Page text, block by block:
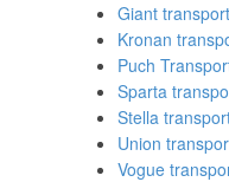
Giant
Kronan
Puch
Sparta
Stella
Union
Vogue